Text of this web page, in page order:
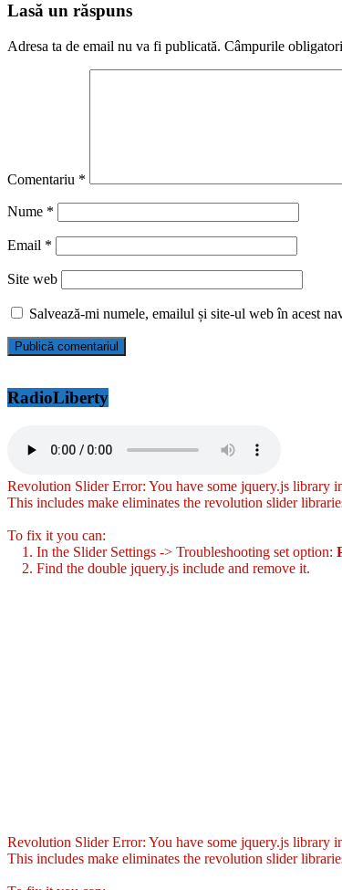
Lasă un răspuns
Adresa ta de email nu va fi publicată. Câmpurile
Comentariu *
Nume *
Email *
Site web
Salvează-mi numele, emailul și site-ul web în acest
RadioLiberty
Revolution Slider Error: You have some jquery.js library
This includes make eliminates the revolution slider
To fix it you can:
1. In the Slider Settings -> Troubleshooting set option:
2. Find the double jquery.js include and remove it.
Revolution Slider Error: You have some jquery.js library
This includes make eliminates the revolution slider